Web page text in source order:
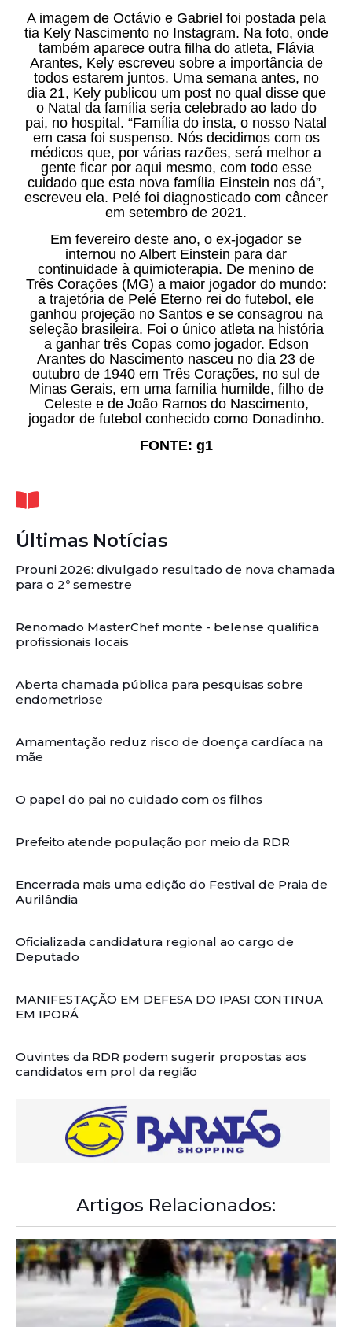
A imagem de Octávio e Gabriel foi postada pela
tia Kely Nascimento no Instagram. Na foto, onde
também aparece outra filha do atleta, Flávia
Arantes, Kely escreveu sobre a importância de
todos estarem juntos. Uma semana antes, no
dia 21, Kely publicou um post no qual disse que
o Natal da família seria celebrado ao lado do
pai, no hospital. “Família do insta, o nosso Natal
em casa foi suspenso. Nós decidimos com os
médicos que, por várias razões, será melhor a
gente ficar por aqui mesmo, com todo esse
cuidado que esta nova família Einstein nos dá”,
escreveu ela. Pelé foi diagnosticado com câncer
em setembro de 2021.
Em fevereiro deste ano, o ex-jogador se
internou no Albert Einstein para dar
continuidade à quimioterapia. De menino de
Três Corações (MG) a maior jogador do mundo:
a trajetória de Pelé Eterno rei do futebol, ele
ganhou projeção no Santos e se consagrou na
seleção brasileira. Foi o único atleta na história
a ganhar três Copas como jogador. Edson
Arantes do Nascimento nasceu no dia 23 de
outubro de 1940 em Três Corações, no sul de
Minas Gerais, em uma família humilde, filho de
Celeste e de João Ramos do Nascimento,
jogador de futebol conhecido como Donadinho.
FONTE: g1
Últimas Notícias
Prouni 2026: divulgado resultado de nova chamada
para o 2º semestre
Renomado MasterChef monte - belense qualifica
profissionais locais
Aberta chamada pública para pesquisas sobre
endometriose
Amamentação reduz risco de doença cardíaca na
mãe
O papel do pai no cuidado com os filhos
Prefeito atende população por meio da RDR
Encerrada mais uma edição do Festival de Praia de
Aurilândia
Oficializada candidatura regional ao cargo de
Deputado
MANIFESTAÇÃO EM DEFESA DO IPASI CONTINUA
EM IPORÁ
Ouvintes da RDR podem sugerir propostas aos
candidatos em prol da região
Artigos Relacionados: